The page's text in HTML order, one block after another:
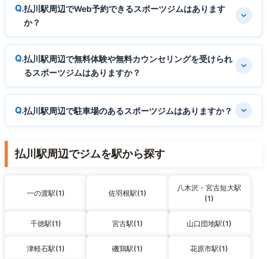
払川駅周辺でWeb予約できるスポーツジムはあります
か？
払川駅周辺で無料体験や無料カウンセリングを受けられ
るスポーツジムはありますか？
払川駅周辺で駐車場のあるスポーツジムはありますか？
払川駅周辺でジムを駅から探す
一の渡駅(1) 佐羽根駅(1)
八木沢・宮古短大駅
(1)
千徳駅(1) 宮古駅(1) 山口団地駅(1)
津軽石駅(1) 磯鶏駅(1) 花原市駅(1)